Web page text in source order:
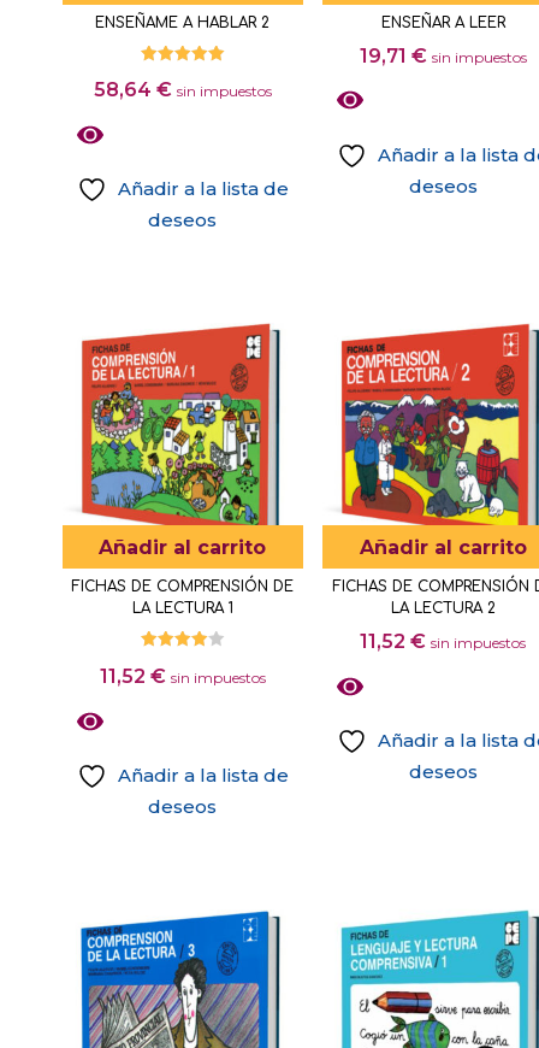
la
página
de
ENSEÑAME A HABLAR 2
con
58,64 € sin impuestos
Añadir a la lista de
deseos
ENSEÑAR A LEER
19,71 € sin impuestos
Añadir a la lista
deseos
Añadir al carrito
FICHAS DE COMPRENSIÓN DE
LA LECTURA 1
con
11,52 € sin impuestos
Añadir a la lista de
deseos
Añadir al carrito
FICHAS DE COMPRENSIÓN
LA LECTURA 2
11,52€ sin impuestos
Añadir a la lista
deseos